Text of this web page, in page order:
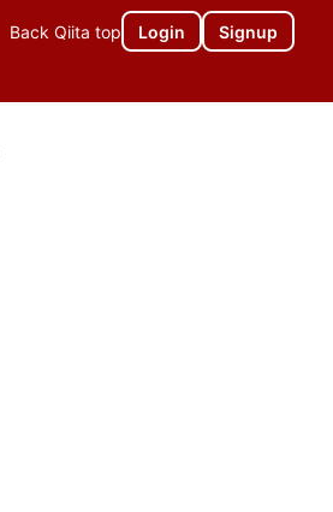
Back Qiita top Login Signup